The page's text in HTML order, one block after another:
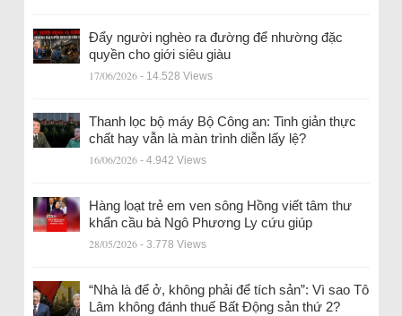
Đẩy người nghèo ra đường để nhường đặc
quyền cho giới siêu giàu
17/06/2026 - 14.528 Views
Thanh lọc bộ máy Bộ Công an: Tinh giản thực
chất hay vẫn là màn trình diễn lấy lệ?
16/06/2026 - 4.942 Views
Hàng loạt trẻ em ven sông Hồng viết tâm thư
khẩn cầu bà Ngô Phương Ly cứu giúp
28/05/2026 - 3.778 Views
“Nhà là để ở, không phải để tích sản”: Vì sao Tô
Lâm không đánh thuế Bất Động sản thứ 2?